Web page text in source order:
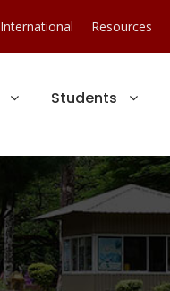
International Resources
Students